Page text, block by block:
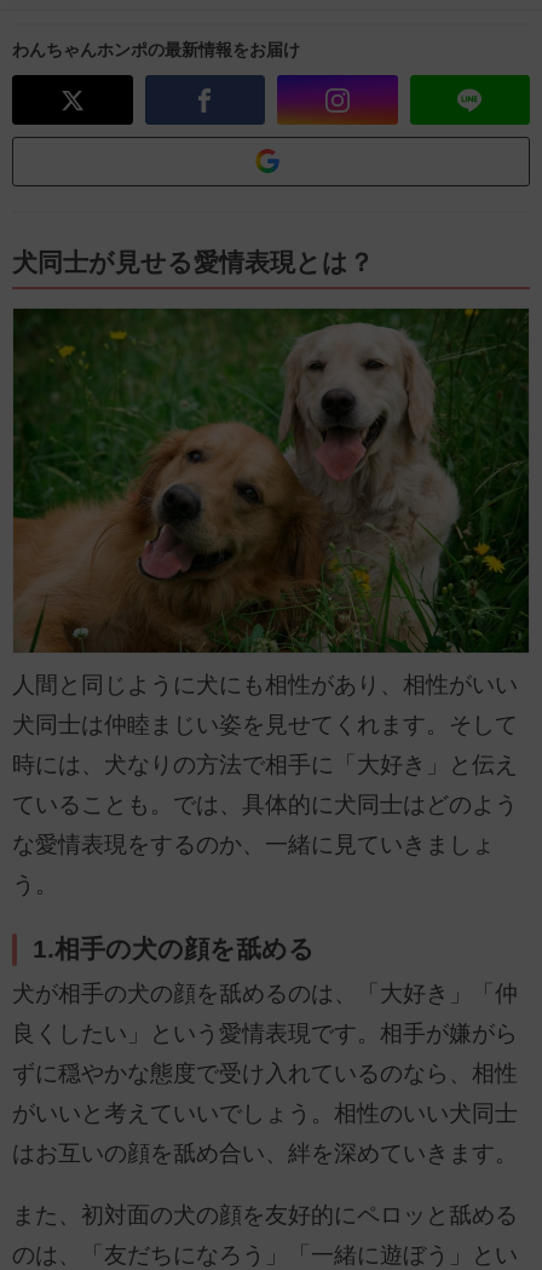
わんちゃんホンポの最新情報をお届け
犬同士が見せる愛情表現とは？
人間と同じように犬にも相性があり、相性がいい
犬同士は仲睦まじい姿を見せてくれます。そして
時には、犬なりの方法で相手に「大好き」と伝え
ていることも。では、具体的に犬同士はどのよう
な愛情表現をするのか、一緒に見ていきましょ
う。
1.相手の犬の顔を舐める
犬が相手の犬の顔を舐めるのは、「大好き」「仲
良くしたい」という愛情表現です。相手が嫌がら
ずに穏やかな態度で受け入れているのなら、相性
がいいと考えていいでしょう。相性のいい犬同士
はお互いの顔を舐め合い、絆を深めていきます。
また、初対面の犬の顔を友好的にペロッと舐める
のは、「友だちになろう」「一緒に遊ぼう」とい